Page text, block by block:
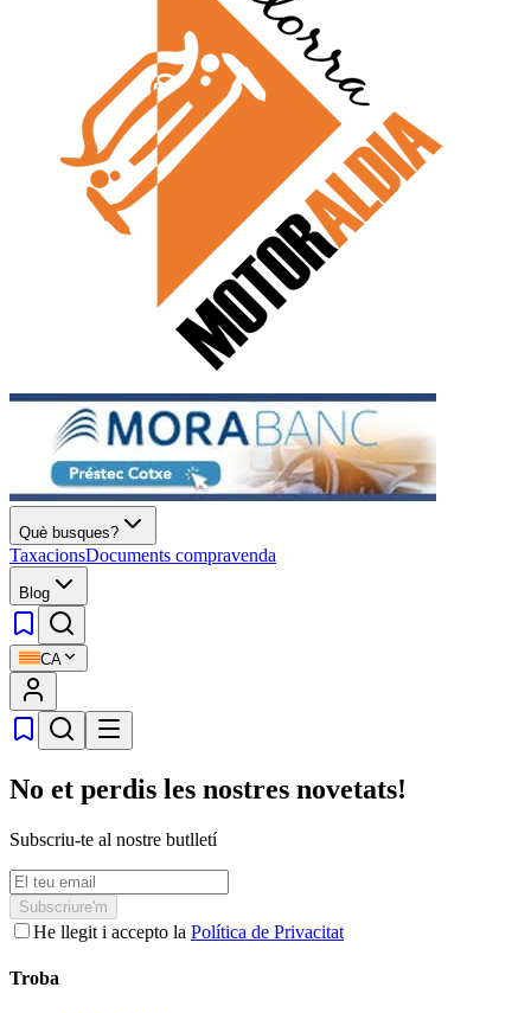
Què busques?
TaxacionsDocuments compravenda
Blog
CA
No et perdis les nostres novetats!
Subscriu-te al nostre butlletí
Subscriure'm
He llegit i accepto la Política de Privacitat
Troba